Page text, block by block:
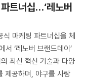
트너십…‘레노버
마케팅 파트너십을 체
‘레노버 브랜드데이’
최신 혁신 기술과 다양
제공하며, 야구를 사랑